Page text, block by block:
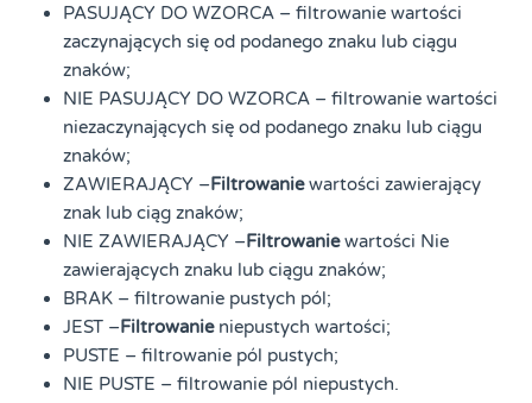
PASUJĄCY DO WZORCA – filtrowanie wartości
zaczynających się od podanego znaku lub ciągu
znaków;
NIE PASUJĄCY DO WZORCA – filtrowanie wartości
niezaczynających się od podanego znaku lub ciągu
znaków;
ZAWIERAJĄCY –Filtrowaniewartości zawierający
znak lub ciąg znaków;
NIE ZAWIERAJĄCY –Filtrowaniewartości Nie
zawierających znaku lub ciągu znaków;
BRAK – filtrowanie pustych pól;
JEST –Filtrowanieniepustych wartości;
PUSTE – filtrowanie pól pustych;
NIE PUSTE – filtrowanie pól niepustych.